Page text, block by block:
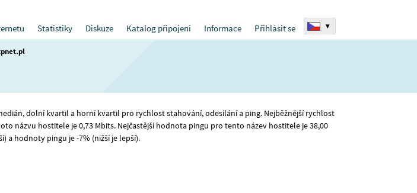
Statistiky Diskuze Katalog připojení Informace Přihlásit se ▾
dolní kvartil a horní kvartil pro rychlost stahování, odesílání a ping. Nejběžnější rychlost
názvu hostitele je 0,73 Mbits. Nejčastější hodnota pingu pro tento název hostitele je 38,00
a hodnoty pingu je -7% (nižší je lepší).